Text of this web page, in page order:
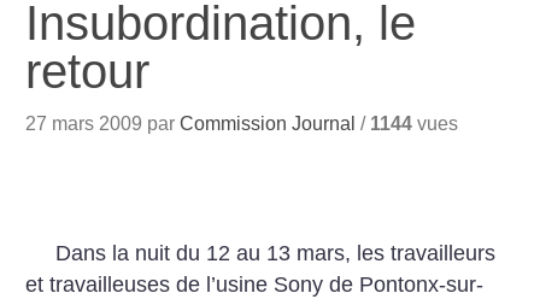
Insubordination, le
retour
27 mars 2009 parCommission Journal / 1144 vues
Dans la nuit du 12 au 13 mars, les travailleurs
et travailleuses de l’usine Sony de Pontonx-sur-